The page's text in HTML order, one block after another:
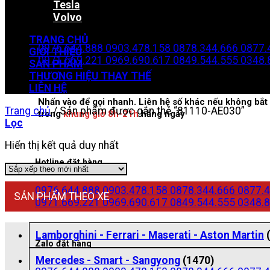
Zalo đặt hàng
0976.644.888 0903.478.158 0878.344.666
0971.669.221 0969.690.617 0849.544.555
Nhấn vào để gọi nhanh. Liên hệ số khác nếu không
trongkhung giờ 8h-21hhằng ngày
Hotline đặt hàng
0976.644.888 0903.478.158 0878.344.666
0971.669.221 0969.690.617 0849.544.555
Zalo đặt hàng
Tesla
Volvo
TRANG CHỦ
GIỚI THIỆU
SẢN PHẨM
THƯƠNG HIỆU THAY THẾ
LIÊN HỆ
Trang chủ /Sản phẩm được gắn thẻ “81110-AE030”
Lọc
Hiển thị kết quả duy nhất
SẢN PHẨM THEO XE
Lamborghini - Ferrari - Maserati - Aston Martin
Mercedes - Smart - Sangyong (1470)